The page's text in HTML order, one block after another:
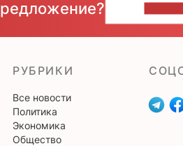
РУБРИКИ
Все новости
Политика
Экономика
Общество